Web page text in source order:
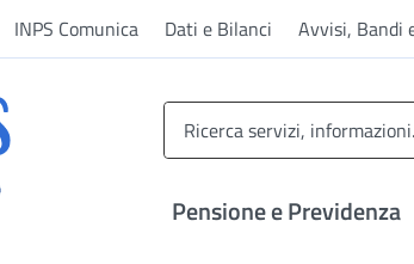
INPS Comunica Dati e Bilanci Avvisi, Bandi
Pensione e Previdenza